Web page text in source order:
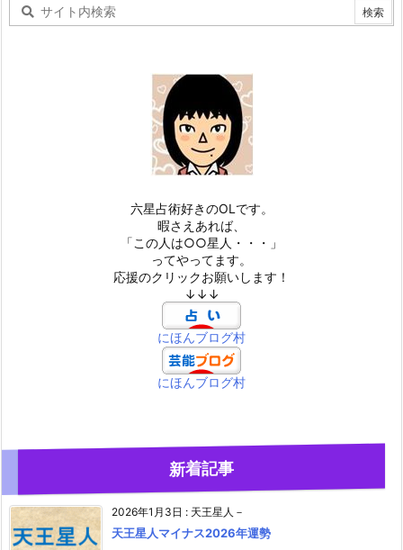
六星占術好きのOLです。
暇さえあれば、
「この人は○○星人・・・」
ってやってます。
応援のクリックお願いします！
↓↓↓
にほんブログ村
にほんブログ村
新着記事
2026年1月3日 : 天王星人－
天王星人マイナス2026年運勢